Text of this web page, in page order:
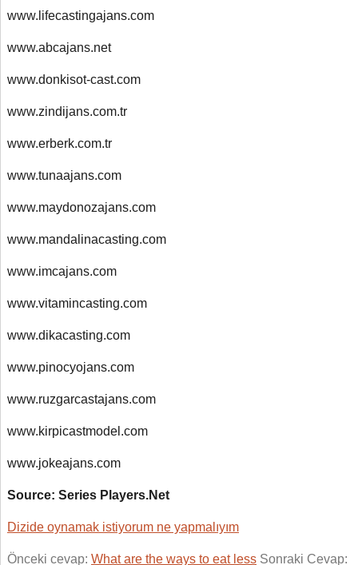
www.lifecastingajans.com
www.abcajans.net
www.donkisot-cast.com
www.zindijans.com.tr
www.erberk.com.tr
www.tunaajans.com
www.maydonozajans.com
www.mandalinacasting.com
www.imcajans.com
www.vitamincasting.com
www.dikacasting.com
www.pinocyojans.com
www.ruzgarcastajans.com
www.kirpicastmodel.com
www.jokeajans.com
Source: Series Players.Net
Dizide oynamak istiyorum ne yapmalıyım
Önceki cevap: What are the ways to eat less Sonraki Cevap: